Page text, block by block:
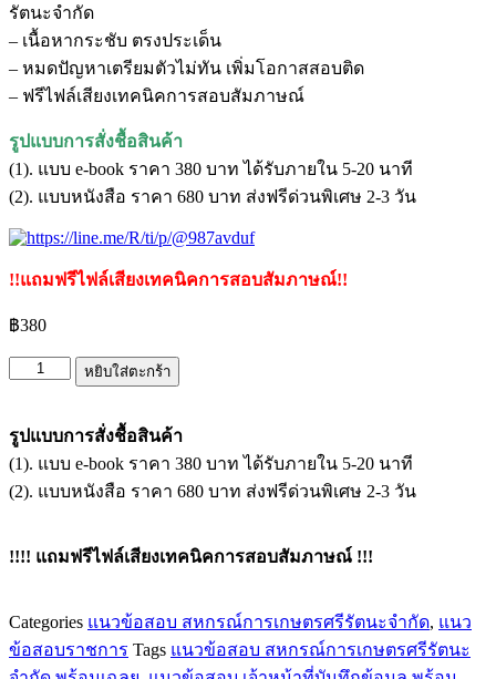
รัตนะจำกัด
– เนื้อหากระชับ ตรงประเด็น
– หมดปัญหาเตรียมตัวไม่ทัน เพิ่มโอกาสสอบติด
– ฟรีไฟล์เสียงเทคนิคการสอบสัมภาษณ์
รูปแบบการสั่งชื้อสินค้า
(1). แบบ e-book ราคา 380 บาท ได้รับภายใน 5-20 นาที
(2). แบบหนังสือ ราคา 680 บาท ส่งฟรีด่วนพิเศษ 2-3 วัน
!!แถมฟรีไฟล์เสียงเทคนิคการสอบสัมภาษณ์!!
฿380
จำนวน
ข้อสอบ
เจ้า
การเกษตร
รัตนะ
จำกัด
ชิ้น
หยิบใส่ตะกร้า
รูปแบบการสั่งชื้อสินค้า
(1). แบบ e-book ราคา 380 บาท ได้รับภายใน 5-20 นาที
(2). แบบหนังสือ ราคา 680 บาท ส่งฟรีด่วนพิเศษ 2-3 วัน
!!!! แถมฟรีไฟล์เสียงเทคนิคการสอบสัมภาษณ์ !!!
Categories แนวข้อสอบ สหกรณ์การเกษตรศรีรัตนะจำกัด, แนว
ข้อสอบราชการ Tags แนวข้อสอบ สหกรณ์การเกษตรศรีรัตนะ